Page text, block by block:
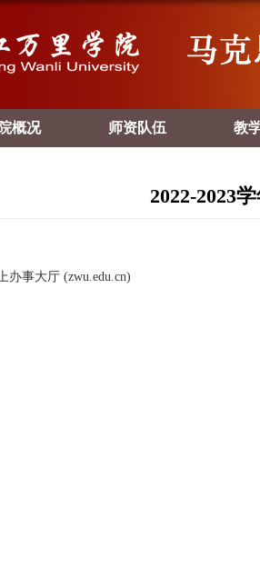
概况 师资队伍 教
2022-2023
办事大厅 (zwu.edu.cn)